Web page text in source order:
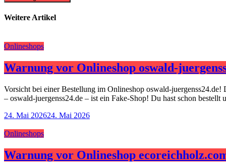
Weitere Artikel
Onlineshops
Warnung vor Onlineshop oswald-
Vorsicht bei einer Bestellung im Onlineshop oswald-
– oswald-juergenss24.de – ist ein Fake-Shop! Du hast schon
24. Mai 202624. Mai 2026
Onlineshops
Warnung vor Onlineshop